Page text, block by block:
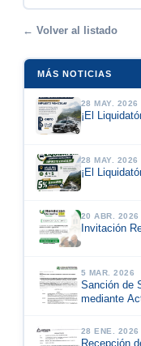
← Volver al listado
MÁS NOTICIAS
28 MAY. 2026
¡El
28 MAY. 2026
¡El
20 ABR. 2026
Invitación
5 MAR. 2026
Sanción de
mediante
28 ENE. 2026
Recepción